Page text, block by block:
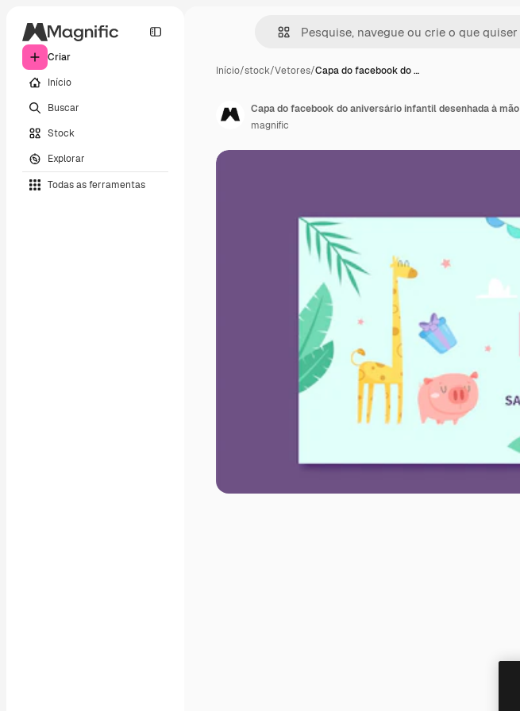
Criar
Início
Buscar
Stock
Explorar
Todas as ferramentas
Início/stock/Vetores/Capa do facebook do …
Capa do facebook do aniversário infantil desenhada à mão
magnific